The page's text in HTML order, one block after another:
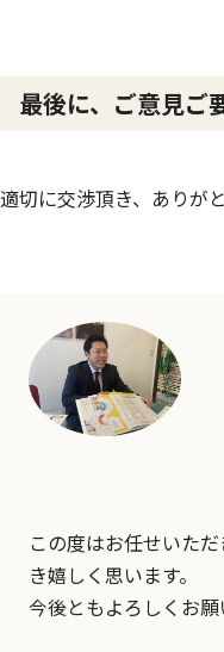
最後に、ご意見ご
適切に交渉頂き、ありが
この度はお任せいた
き嬉しく思います。
今後ともよろしくお願